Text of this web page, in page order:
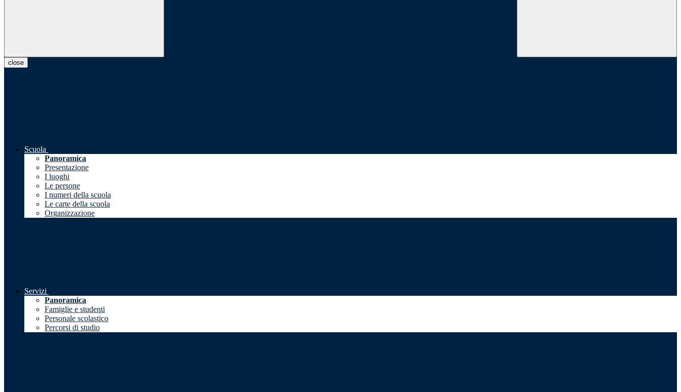
close
Scuola
Panoramica
Presentazione
I luoghi
Le persone
I numeri della scuola
Le carte della scuola
Organizzazione
Servizi
Panoramica
Famiglie e studenti
Personale scolastico
Percorsi di studio